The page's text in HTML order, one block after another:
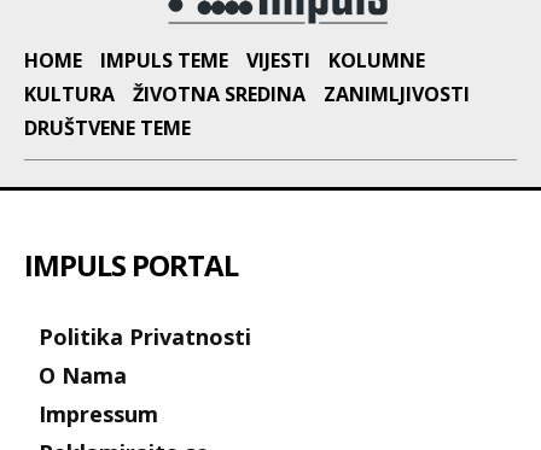
HOME IMPULS TEME VIJESTI
KOLUMNE
KULTURA
ŽIVOTNA SREDINA
ZANIMLJIVOSTI
DRUŠTVENE TEME
IMPULS PORTAL
Politika Privatnosti
O Nama
Impressum